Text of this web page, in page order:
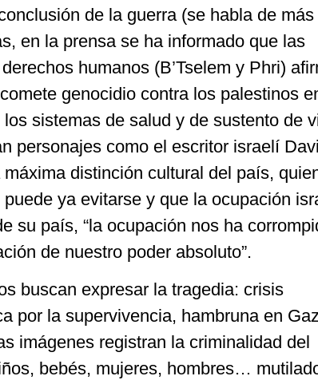
de la guerra (se habla de más
en la prensa se ha informado que las
humanos (B’Tselem y Phri)
genocidio contra los palestinos
sistemas de salud y de sustento de
personajes como el escritor israelí
distinción cultural del país,
ya evitarse y que la ocupación
su país, “la ocupación nos ha
de nuestro poder absoluto”.
buscan expresar la tragedia: crisis
por la supervivencia, hambruna en
imágenes registran la criminalidad del
bebés, mujeres, hombres…